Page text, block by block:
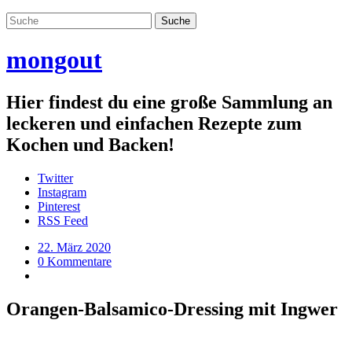
mongout
Hier findest du eine große Sammlung an
leckeren und einfachen Rezepte zum
Kochen und Backen!
Twitter
Instagram
Pinterest
RSS Feed
22. März 2020
0 Kommentare
Orangen-Balsamico-Dressing mit Ingwer